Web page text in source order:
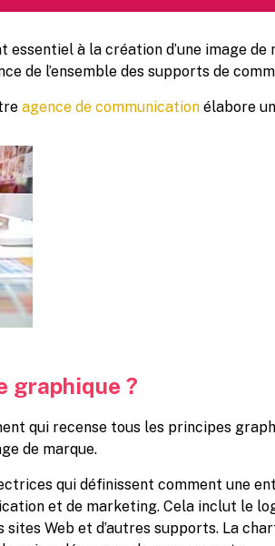
essentiel à la création d’une image
de l’ensemble des supports de
agence de communication élabore
graphique ?
qui recense tous les principes
de marque.
qui définissent comment une
et de marketing. Cela inclut le
Web et d’autres supports. La